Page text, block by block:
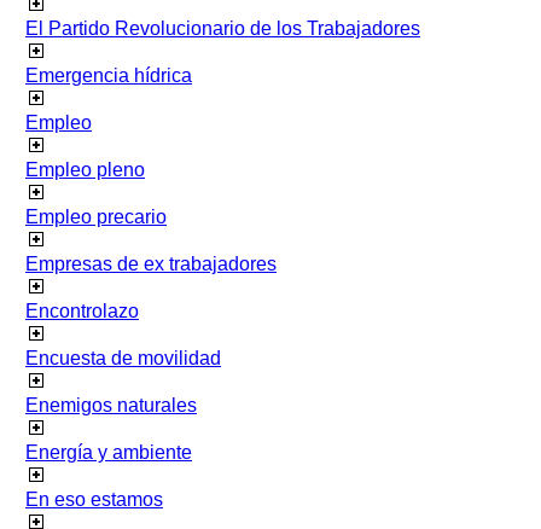
El Partido Revolucionario de los Trabajadores
Emergencia hídrica
Empleo
Empleo pleno
Empleo precario
Empresas de ex trabajadores
Encontrolazo
Encuesta de movilidad
Enemigos naturales
Energía y ambiente
En eso estamos